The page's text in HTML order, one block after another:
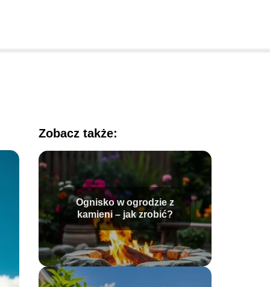
Zobacz także:
Ognisko w ogrodzie z
kamieni – jak zrobić?